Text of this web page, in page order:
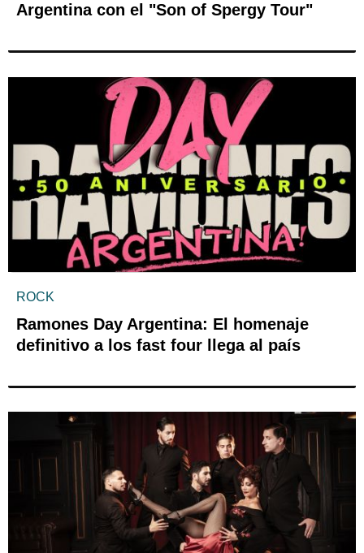
Argentina con el "Son of Spergy Tour"
ROCK
Ramones Day Argentina: El homenaje
definitivo a los fast four llega al país